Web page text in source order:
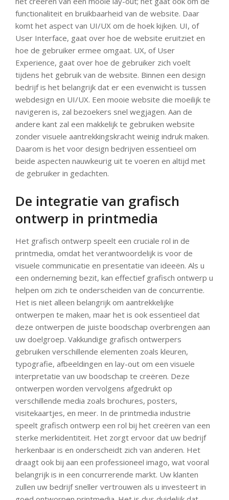
functionaliteit en bruikbaarheid van de website. Daar
komt het aspect van UI/UX om de hoek kijken. UI, of
User Interface, gaat over hoe de website eruitziet en
hoe de gebruiker ermee omgaat. UX, of User
Experience, gaat over hoe de gebruiker zich voelt
tijdens het gebruik van de website. Binnen een design
bedrijf is het belangrijk dat er een evenwicht is tussen
webdesign en UI/UX. Een mooie website die moeilijk te
navigeren is, zal bezoekers snel wegjagen. Aan de
andere kant zal een makkelijk te gebruiken website
zonder visuele aantrekkingskracht weinig indruk maken.
Daarom is het voor design bedrijven essentieel om
beide aspecten nauwkeurig uit te voeren en altijd met
de gebruiker in gedachten.
De integratie van grafisch
ontwerp in printmedia
Het grafisch ontwerp speelt een cruciale rol in de
printmedia, omdat het verantwoordelijk is voor de
visuele communicatie en presentatie van ideeën. Als u
een onderneming bezit, kan effectief grafisch ontwerp u
helpen om zich te onderscheiden van de concurrentie.
Het is niet alleen belangrijk om aantrekkelijke
ontwerpen te maken, maar het is ook essentieel dat
deze ontwerpen de juiste boodschap overbrengen aan
uw doelgroep. Vakkundige grafisch ontwerpers
gebruiken verschillende elementen zoals kleuren,
typografie, afbeeldingen en lay-out om een visuele
interpretatie van uw boodschap te creëren. Deze
ontwerpen worden vervolgens afgedrukt op
verschillende media zoals brochures, posters,
visitekaartjes, en meer. In de printmedia industrie
speelt grafisch ontwerp een rol bij het creëren van een
sterke merkidentiteit. Het zorgt ervoor dat uw bedrijf
herkenbaar is en onderscheidt zich van anderen. Het
draagt ook bij aan een professioneel imago, wat vooral
belangrijk is in een concurrerende markt. Uw klanten
zullen uw bedrijf sneller vertrouwen als u investeert in